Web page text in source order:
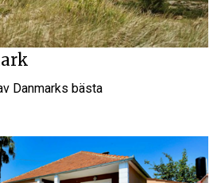
Danmarks bästa